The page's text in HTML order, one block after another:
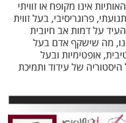
אינו מקופח או זוויתי
פרוגריסיבי, בעל זווית
על דמות אב חיובית
מה שישקף אדם בעל
אופטימיות ובעל
של עידוד ותמיכת